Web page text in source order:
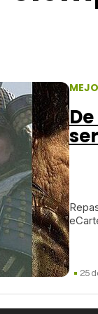
25